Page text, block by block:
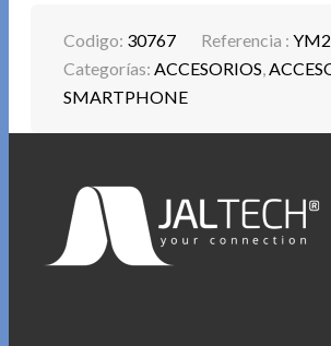
Codigo: 30767 Referencia :
Categorías:ACCESORIOS,
SMARTPHONE